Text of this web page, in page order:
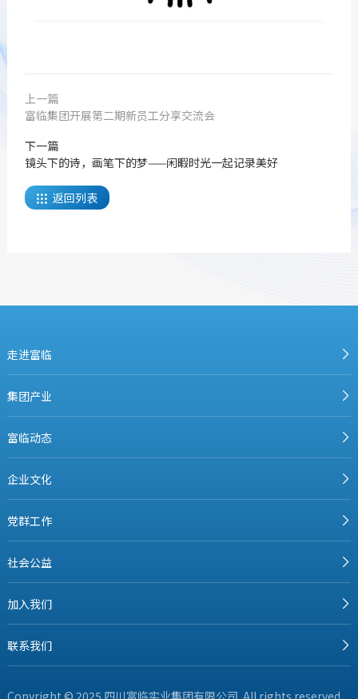
上一篇
富临集团开展第二期新员工分享交流会
下一篇
镜头下的诗，画笔下的梦——闲暇时光一起记录美好
 返回列表
走进富临
集团产业
富临动态
企业文化
党群工作
社会公益
加入我们
联系我们